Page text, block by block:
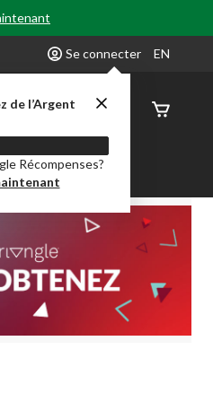
Se connecter
de l’Argent
Récompenses?
EN
de
Centre-auto